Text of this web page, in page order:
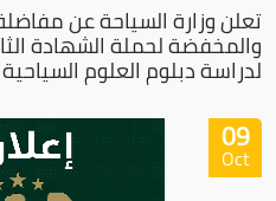
تعلن وزارة السياحة عن
لدراسة دبلوم العلوم
09
Oct